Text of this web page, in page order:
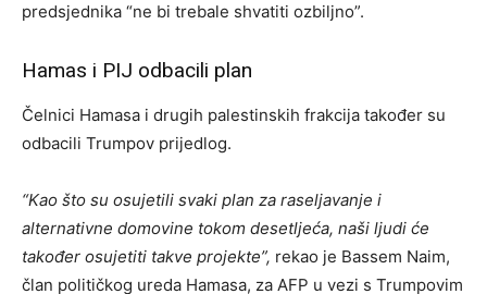
predsjednika “ne bi trebale shvatiti ozbiljno”.
Hamas i PIJ odbacili plan
Čelnici Hamasa i drugih palestinskih frakcija također su
odbacili Trumpov prijedlog.
“Kao što su osujetili svaki plan za raseljavanje i
alternativne domovine tokom desetljeća, naši ljudi će
također osujetiti takve projekte”, rekao je Bassem Naim,
član političkog ureda Hamasa, za AFP u vezi s Trumpovim